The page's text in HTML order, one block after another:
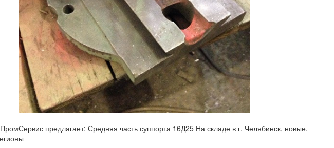
предлагает: Средняя часть суппорта 16Д25 На складе в г. Челябинск, новые.